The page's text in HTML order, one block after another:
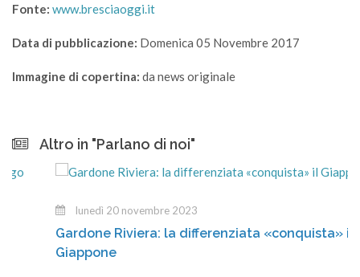
Fonte: www.bresciaoggi.it
Data di pubblicazione: Domenica 05 Novembre 2017
Immagine di copertina: da news originale
Altro in "Parlano di noi"
lunedì 20 novembre 2023
Gardone Riviera: la differenziata «conquista» il
Giappone